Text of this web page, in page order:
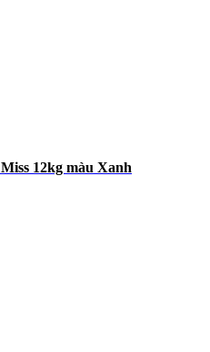
Bình gas COMPOSITE Miss 12kg màu Xanh